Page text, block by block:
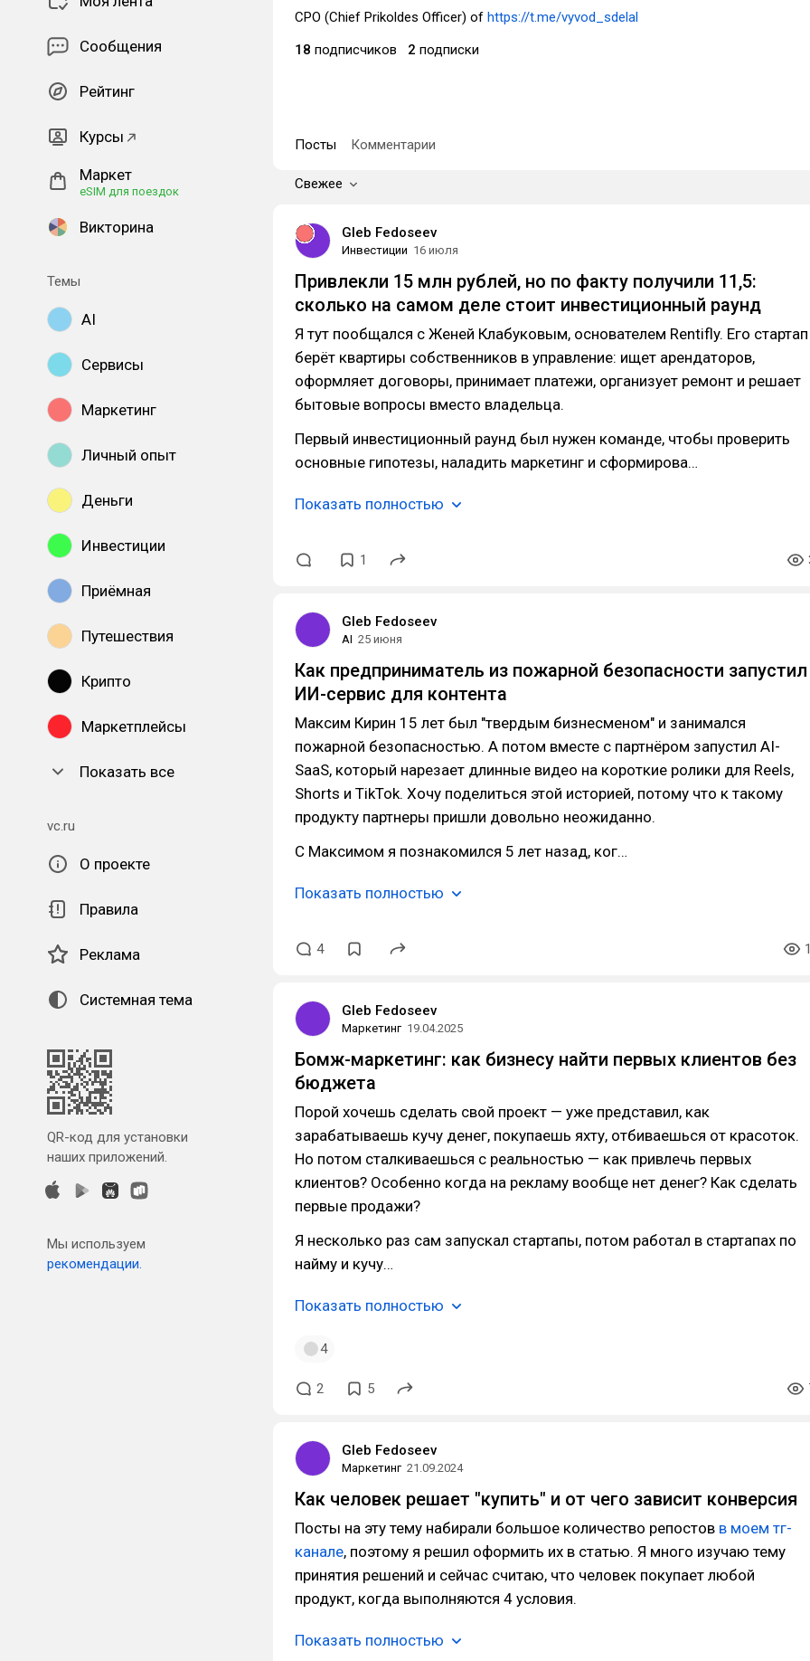
Сообщения
Рейтинг
Курсы
Маркет
eSIM для поездок
Викторина
Темы
AI
Сервисы
Маркетинг
Личный опыт
Деньги
Инвестиции
Приёмная
Путешествия
Крипто
Маркетплейсы
Показать все
vc.ru
О проекте
Правила
Реклама
Системная тема
QR-код для установки
наших приложений.
Мы используем
рекомендации.
CPO (Chief Prikoldes Officer) of https://t.me/vyvod_sdelal
18 подписчиков 2 подписки
Посты Комментарии
Свежее
Gleb Fedoseev
Инвестиции 16 июля
Привлекли 15 млн рублей, но по факту получили 11,5:
сколько на самом деле стоит инвестиционный раунд
Я тут пообщался с Женей Клабуковым, основателем Rentifly. Его стартап
берёт квартиры собственников в управление: ищет арендаторов,
оформляет договоры, принимает платежи, организует ремонт и решает
бытовые вопросы вместо владельца.
Первый инвестиционный раунд был нужен команде, чтобы проверить
основные гипотезы, наладить маркетинг и сформирова…
Показать полностью
1
Gleb Fedoseev
AI 25 июня
Как предприниматель из пожарной безопасности запустил
ИИ-сервис для контента
Максим Кирин 15 лет был "твердым бизнесменом" и занимался
пожарной безопасностью. А потом вместе с партнёром запустил AI-
SaaS, который нарезает длинные видео на короткие ролики для Reels,
Shorts и TikTok. Хочу поделиться этой историей, потому что к такому
продукту партнеры пришли довольно неожиданно.
С Максимом я познакомился 5 лет назад, ког…
Показать полностью
4
Gleb Fedoseev
Маркетинг 19.04.2025
Бомж-маркетинг: как бизнесу найти первых клиентов без
бюджета
Порой хочешь сделать свой проект — уже представил, как
зарабатываешь кучу денег, покупаешь яхту, отбиваешься от красоток.
Но потом сталкиваешься с реальностью — как привлечь первых
клиентов? Особенно когда на рекламу вообще нет денег? Как сделать
первые продажи?
Я несколько раз сам запускал стартапы, потом работал в стартапах по
найму и кучу…
Показать полностью
4
2 5
Gleb Fedoseev
Маркетинг 21.09.2024
Как человек решает "купить" и от чего зависит конверсия
Посты на эту тему набирали большое количество репостов в моем тг-
канале, поэтому я решил оформить их в статью. Я много изучаю тему
принятия решений и сейчас считаю, что человек покупает любой
продукт, когда выполняются 4 условия.
Показать полностью